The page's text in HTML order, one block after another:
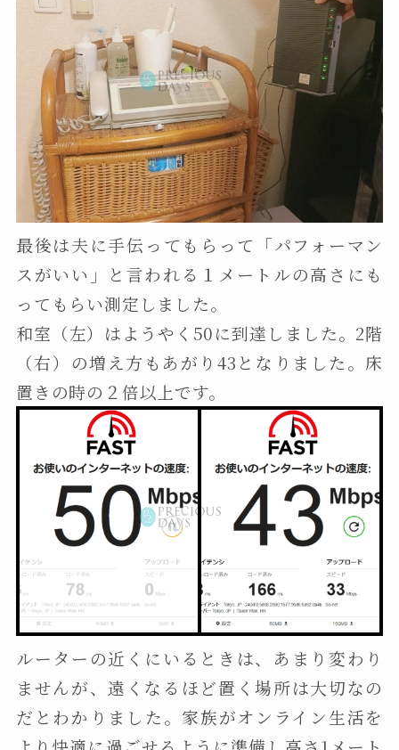
最後は夫に手伝ってもらって「パフォーマン
スがいい」と言われる１メートルの高さにも
ってもらい測定しました。
和室（左）はようやく50に到達しました。2階
（右）の増え方もあがり43となりました。床
置きの時の２倍以上です。
ルーターの近くにいるときは、あまり変わり
ませんが、遠くなるほど置く場所は大切なの
だとわかりました。家族がオンライン生活を